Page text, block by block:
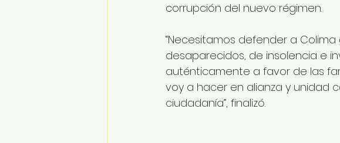
corrupción del nuevo régimen.
“Necesitamos defender a
desaparecidos, de insolencia e
auténticamente a favor de las
voy a hacer en alianza y unidad
ciudadanía”, finalizó.